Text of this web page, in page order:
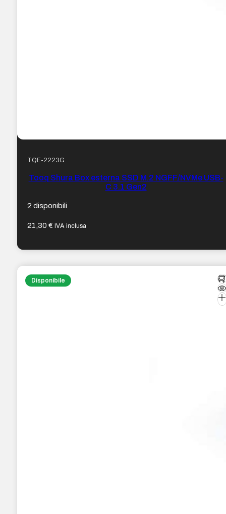
TQE-2223G
Tooq Shura Box esterna SSD M.2 NGFF/NVMe USB-
C 3.1 Gen2
2 disponibili
21,30€ IVA inclusa
Disponibile